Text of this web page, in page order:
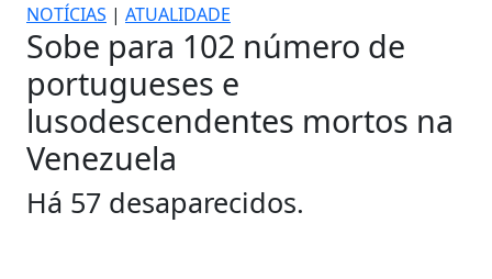
NOTÍCIAS | ATUALIDADE
Sobe para 102 número de
portugueses e
lusodescendentes mortos na
Venezuela
Há 57 desaparecidos.